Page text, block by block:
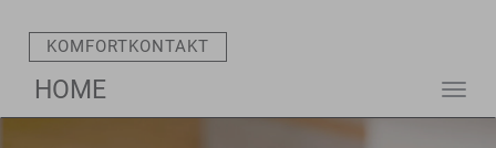
KOMFORT­KONTAKT
HOME